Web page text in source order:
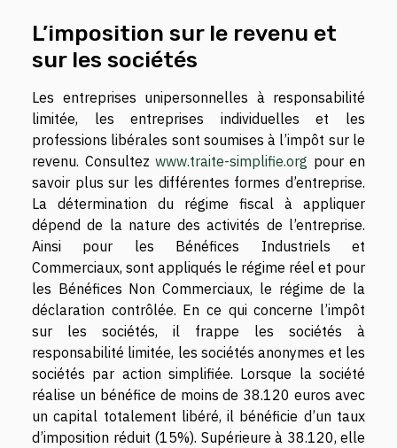
L’imposition sur le revenu et
sur les sociétés
Les entreprises unipersonnelles à responsabilité
limitée, les entreprises individuelles et les
professions libérales sont soumises à l’impôt sur le
revenu. Consultez www.traite-simplifie.org pour en
savoir plus sur les différentes formes d’entreprise.
La détermination du régime fiscal à appliquer
dépend de la nature des activités de l’entreprise.
Ainsi pour les Bénéfices Industriels et
Commerciaux, sont appliqués le régime réel et pour
les Bénéfices Non Commerciaux, le régime de la
déclaration contrôlée. En ce qui concerne l’impôt
sur les sociétés, il frappe les sociétés à
responsabilité limitée, les sociétés anonymes et les
sociétés par action simplifiée. Lorsque la société
réalise un bénéfice de moins de 38.120 euros avec
un capital totalement libéré, il bénéficie d’un taux
d’imposition réduit (15%). Supérieure à 38.120, elle